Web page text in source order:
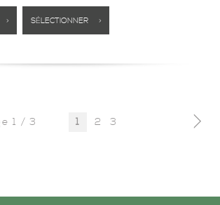
> SÉLECTIONNER >
1 / 3 1 2 3